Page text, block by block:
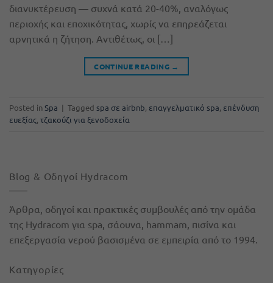
διανυκτέρευση — συχνά κατά 20-40%, αναλόγως
περιοχής και εποχικότητας, χωρίς να επηρεάζεται
αρνητικά η ζήτηση. Αντιθέτως, οι […]
CONTINUE READING →
Posted inSpa | Tagged spa σε airbnb, επαγγελματικό spa, επένδυση
ευεξίας, τζακούζι για ξενοδοχεία
Blog & Οδηγοί Hydracom
Άρθρα, οδηγοί και πρακτικές συμβουλές από την ομάδα
της Hydracom για spa, σάουνα, hammam, πισίνα και
επεξεργασία νερού βασισμένα σε εμπειρία από το 1994.
Kατηγορίες